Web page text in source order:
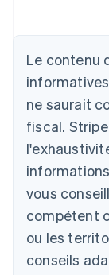
Le contenu
ne saurait
fiscal.
vous
compétent
ou les
conseils
Australie
Autriche
Deutsch
Belgique
Nederlands
Brésil
Português
English
Canada
English
Chine
简体中文
Chypre